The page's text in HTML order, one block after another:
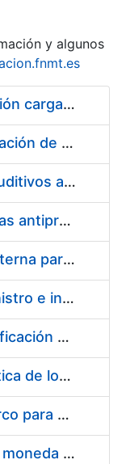
y algunos
Pliego condiciones optimización cargas compras firmado
Acuerdo marco para la fabricación de piezas
Suministro de Protectores Auditivos a medida para las personas trabajadoras de los Centros de Trabajo de Madrid y Burgos
Suministro de gafas graduadas antiproyecciones para los trabajadores de la FNMT-RCM en los centros de trabajo de Madrid y Burgos
Servicios de una empresa externa para el asesoramiento y resolución de los recursos de alzada que se presentan relacionados con procesos de selección para la FNMT-RCM
Acuerdo marco para el suministro e instalación de persianas, estores y otros complementos
Servicio de Calibración y Verificación Externa de los Equipos de Medición del Servicio de Prevención de la FNMT-RCM
Conexión mediante Fibra Óptica de los Centros de Proceso de Datos (CPDs) de las sedes de la FNMT-RCM de Burgos y Madrid
Contratación de acuerdo marco para el Suministro de Material de Electricidad para la Fábrica Nacional de Moneda y Timbre-Real Casa de la Moneda en su centro de trabajo de Burgos
Suministro de estuches para moneda de 30 €